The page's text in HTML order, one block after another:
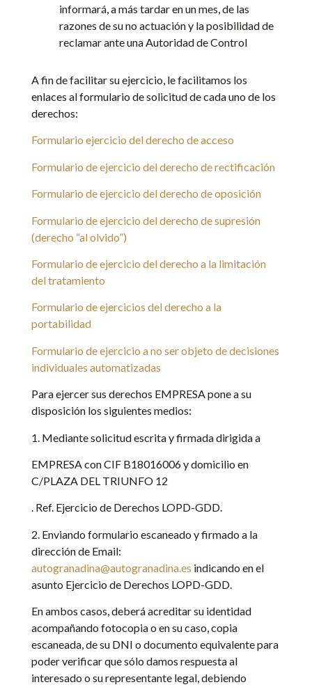
informará, a más tardar en un mes, de las
razones de su no actuación y la posibilidad de
reclamar ante una Autoridad de Control
A fin de facilitar su ejercicio, le facilitamos los
enlaces al formulario de solicitud de cada uno de los
derechos:
Formulario ejercicio del derecho de acceso
Formulario de ejercicio del derecho de rectificación
Formulario de ejercicio del derecho de oposición
Formulario de ejercicio del derecho de supresión
(derecho “al olvido”)
Formulario de ejercicio del derecho a la limitación
del tratamiento
Formulario de ejercicios del derecho a la
portabilidad
Formulario de ejercicio a no ser objeto de decisiones
individuales automatizadas
Para ejercer sus derechos EMPRESApone a su
disposición los siguientes medios:
1. Mediante solicitud escrita y firmada dirigida a
EMPRESA con CIF B18016006 y domicilio en
C/PLAZA DEL TRIUNFO 12
. Ref. Ejercicio de Derechos LOPD-GDD.
2. Enviando formulario escaneado y firmado a la
dirección de Email:
autogranadina@autogranadina.es indicando en el
asunto Ejercicio de Derechos LOPD-GDD.
En ambos casos, deberá acreditar su identidad
acompañando fotocopia o en su caso, copia
escaneada, de su DNI o documento equivalente para
poder verificar que sólo damos respuesta al
interesado o su representante legal, debiendo